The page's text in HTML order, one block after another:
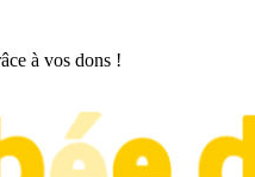
à vos dons !